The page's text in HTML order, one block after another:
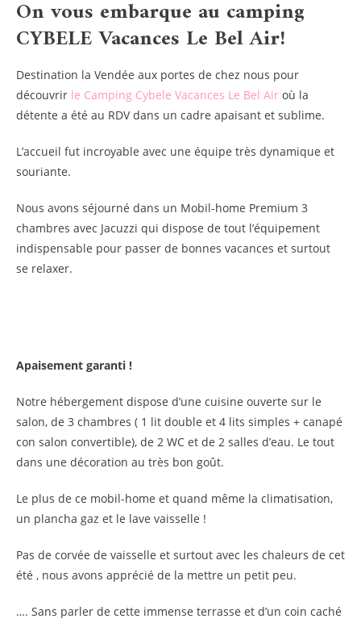
On vous embarque au camping
CYBELE Vacances Le Bel Air!
Destination la Vendée aux portes de chez nous pour
découvrir le Camping Cybele Vacances Le Bel Air où la
détente a été au RDV dans un cadre apaisant et sublime.
L’accueil fut incroyable avec une équipe très dynamique et
souriante.
Nous avons séjourné dans un Mobil-home Premium 3
chambres avec Jacuzzi qui dispose de tout l’équipement
indispensable pour passer de bonnes vacances et surtout
se relaxer.
Apaisement garanti !
Notre hébergement dispose d’une cuisine ouverte sur le
salon, de 3 chambres ( 1 lit double et 4 lits simples + canapé
con salon convertible), de 2 WC et de 2 salles d’eau. Le tout
dans une décoration au très bon goût.
Le plus de ce mobil-home et quand même la climatisation,
un plancha gaz et le lave vaisselle !
Pas de corvée de vaisselle et surtout avec les chaleurs de cet
été , nous avons apprécié de la mettre un petit peu.
…. Sans parler de cette immense terrasse et d’un coin caché